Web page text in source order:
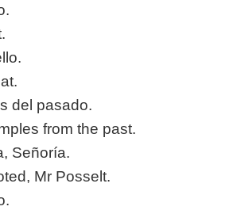
del pasado.
from the past.
Señoría.
Mr Posselt.